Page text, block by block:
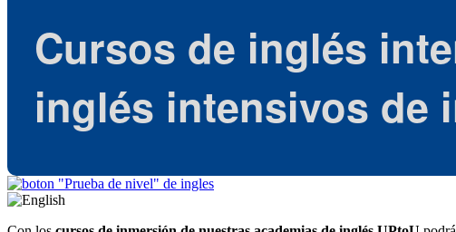
Cursos de inglés
inglés intensivos de